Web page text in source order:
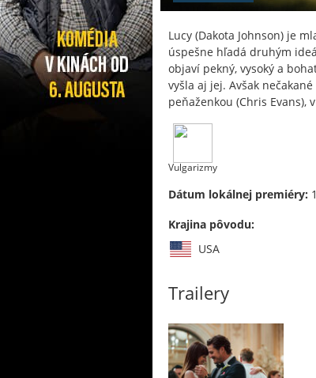
Lucy (Dakota Johnson) je
úspešne hľadá druhým
objaví pekný, vysoký a
vyšla aj jej. Avšak
peňaženkou (Chris
Vulgarizmy
Dátum lokálnej premiéry:
Krajina pôvodu:
USA
Trailery